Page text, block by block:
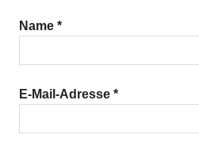
Name *
E-Mail-Adresse *